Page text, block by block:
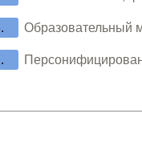
Образовательный